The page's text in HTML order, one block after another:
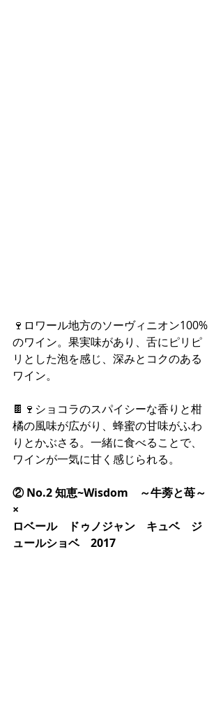
🍷ロワール地方のソーヴィニオン100%
のワイン。果実味があり、舌にピリピ
リとした泡を感じ、深みとコクのある
ワイン。
🍫🍷ショコラのスパイシーな香りと柑
橘の風味が広がり、蜂蜜の甘味がふわ
りとかぶさる。一緒に食べることで、
ワインが一気に甘く感じられる。
② No.2 知恵~Wisdom　～牛蒡と苺～
×
ロベール　ドゥノジャン　キュベ　ジ
ュールショベ　2017